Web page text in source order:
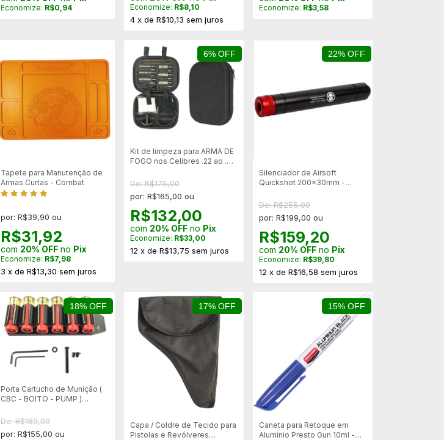
Economize: R$0,94 Economize: R$8,10
4 x de R$10,13 sem juros
Economize: R$3,58
Tapete para Manutenção de
Armas Curtas - Combat
por: R$39,90 ou
R$31,92
com 20% OFF no Pix
Economize: R$7,98
3 xdeR$13,30 sem juros
6% OFF
Kit de limpeza para ARMA DE
FOGO nos Celibres .22 ao .45
De: R$175,00
por: R$165,00 ou
R$132,00
com 20% OFFno Pix
Economize: R$33,00
12 x de R$13,75 sem juros
22% OFF
Silenciador de Airsoft
Quickshot 200x30mm -
De: R$255,00
por: R$199,00 ou
R$159,20
com 20% OFFno Pix
Economize: R$39,80
12 x de R$16,58 sem juros
18% OFF
Porta Cartucho de Munição (
CBC - BOITO - PUMP )
De: R$189,00
por: R$155,00 ou
17% OFF
Capa / Coldre de Tecido para
Pistolas e Revólveres
15% OFF
Caneta para Retoque em
Alumínio Presto Gun 10ml -